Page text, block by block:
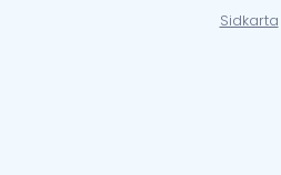
Sidkarta